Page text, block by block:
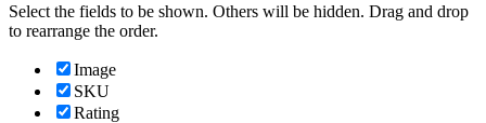
Select the fields to be shown. Others will be hidden. Drag and drop
to rearrange the order.
Image
SKU
Rating